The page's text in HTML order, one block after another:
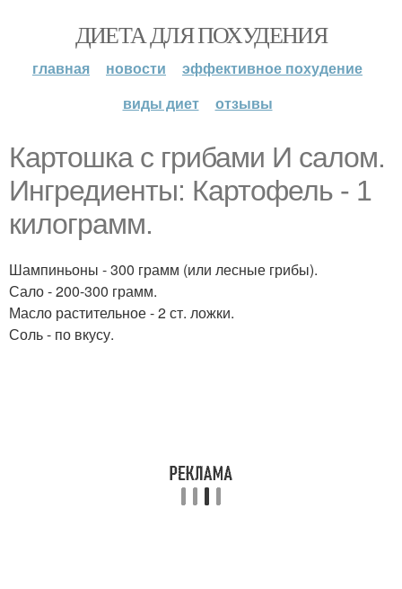
ДИЕТА ДЛЯ ПОХУДЕНИЯ
главная новости
эффективное похудение
виды диет
отзывы
Картошка с грибами И салом.
Ингредиенты: Картофель - 1
килограмм.
Шампиньоны - 300 грамм (или лесные грибы).
Сало - 200-300 грамм.
Масло растительное - 2 ст. ложки.
Соль - по вкусу.